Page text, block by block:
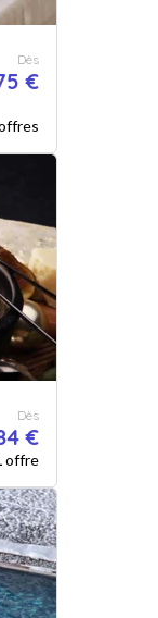
Dès
€
Dès
€
offre